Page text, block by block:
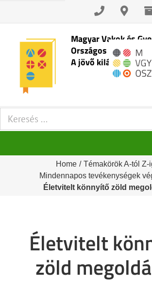
Skip
content
Magyar Vakok és
Országos Szövetsége
A jövő kilátásai
Keresés:
Home / Témakörök A-tól Z-
Mindennapos tevékenységek
Életvitelt könnyítő zöld
Életvitelt
zöld